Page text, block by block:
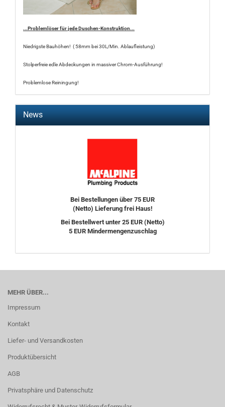
...Problemlöser für jede Duschen-Konstruktion...
Niedrigste Bauhöhen! ( 58mm bei 30L/Min. Ablaufleistung)
Stolperfreie edle Abdeckungen in massiver Chrom-Ausführung!
Problemlose Reiningung!
News
Bei Bestellungen über 75 EUR
(Netto) Lieferung frei Haus!
Bei Bestellwert unter 25 EUR (Netto)
5 EUR Mindermengenzuschlag
MEHR ÜBER...
Impressum
Kontakt
Liefer- und Versandkosten
Produktübersicht
AGB
Privatsphäre und Datenschutz